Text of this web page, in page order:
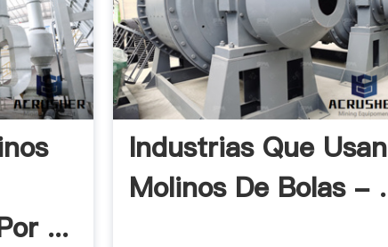
...
Industrias Que Usan
Molinos De Bolas - .